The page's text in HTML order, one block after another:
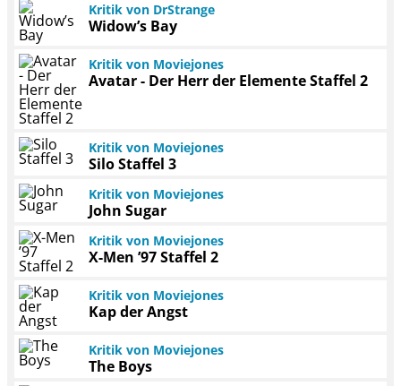
Kritik von DrStrange
Widow’s Bay
Kritik von Moviejones
Avatar - Der Herr der Elemente Staffel 2
Kritik von Moviejones
Silo Staffel 3
Kritik von Moviejones
John Sugar
Kritik von Moviejones
X-Men ’97 Staffel 2
Kritik von Moviejones
Kap der Angst
Kritik von Moviejones
The Boys